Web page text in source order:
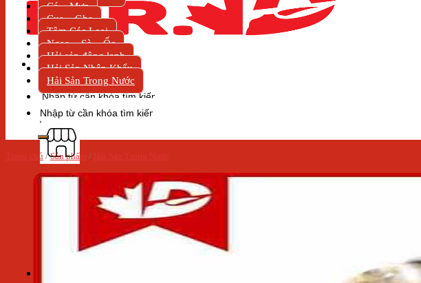
Tìm
kiếm:
Chính sách giao hàng
Cẩm nang - Tin tức
Cá – Mực
Cua – Ghẹ
Tôm Các Loại
Ngao – Sò – Ốc
Hải sản đông lạnh
Hải Sản Nhập Khẩu
Hải Sản Trong Nước
Tìm
kiếm:
Trang chủ / Sản phẩm /